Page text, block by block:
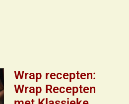
Wrap recepten:
Wrap Recepten